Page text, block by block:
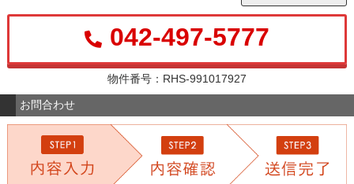
042-497-5777
物件番号：RHS-991017927
お問合わせ